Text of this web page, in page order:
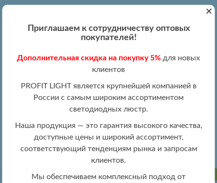
Регистрация
ПН-ПТ 09:00 - 19:00
info@profitlight.ru
Люстры оптом » Люстры LED оптом » 8028/8+4 WHT
ПРОДАНО
+
Приглашаем к сотрудничеству оптовых
покупателей!
Дополнительная скидка на покупку 5% для новых
клиентов
PROFIT LIGHT является крупнейшей компанией в
России с самым широким ассортиментом
светодиодных люстр.
Наша продукция — это гарантия высокого качества,
доступные цены и широкий ассортимент,
соответствующий тенденциям рынка и запросам
клиентов.
Мы обеспечиваем комплексный подход от